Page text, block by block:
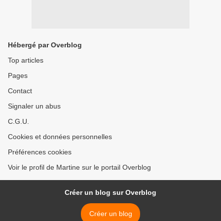
Hébergé par Overblog
Top articles
Pages
Contact
Signaler un abus
C.G.U.
Cookies et données personnelles
Préférences cookies
Voir le profil de Martine sur le portail Overblog
Créer un blog sur Overblog
Créer un blog